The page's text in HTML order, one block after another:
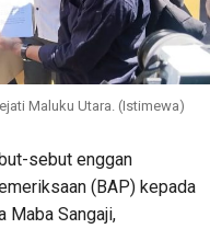
Maluku Utara. (Istimewa)
sebut enggan
(BAP) kepada
Maba Sangaji,